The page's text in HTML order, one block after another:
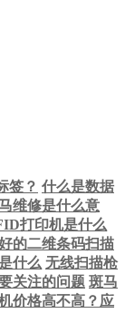
？ 什么是数据
维修是什么意
打印机是什么
的二维条码扫描
什么 无线扫描枪
关注的问题 斑马
格高不高？应